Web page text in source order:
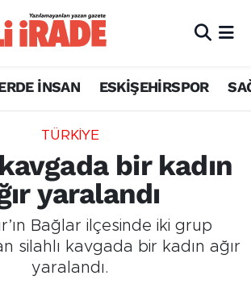
İNSAN ESKİŞEHİRSPOR
TÜRKİYE
bir kadın
yaralandı
Bağlar ilçesinde iki grup
silahlı kavgada bir kadın ağır
yaralandı.